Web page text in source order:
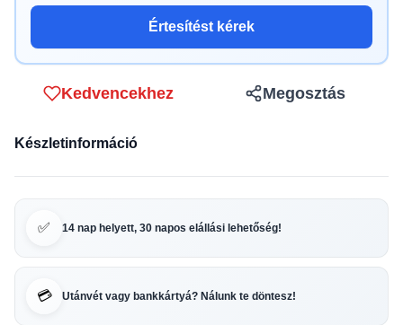
Értesítést kérek
Kedvencekhez Megosztás
Készletinformáció
✅ 14 nap helyett, 30 napos elállási lehetőség!
💳 Utánvét vagy bankkártyá? Nálunk te döntesz!